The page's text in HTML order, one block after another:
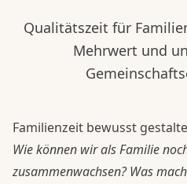
Qualitätszeit für
Mehrwert und
Familienzeit bewusst
Wie können wir als Familie
zusammenwachsen? Was